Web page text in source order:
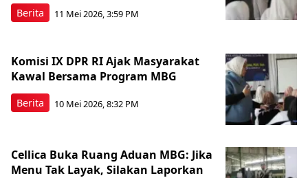
Berita 11 Mei 2026, 3:59 PM
Berita
Komisi IX DPR RI Ajak Masyarakat
Kawal Bersama Program MBG
10 Mei 2026, 8:32 PM
Cellica Buka Ruang Aduan MBG: Jika
Menu Tak Layak, Silakan Laporkan